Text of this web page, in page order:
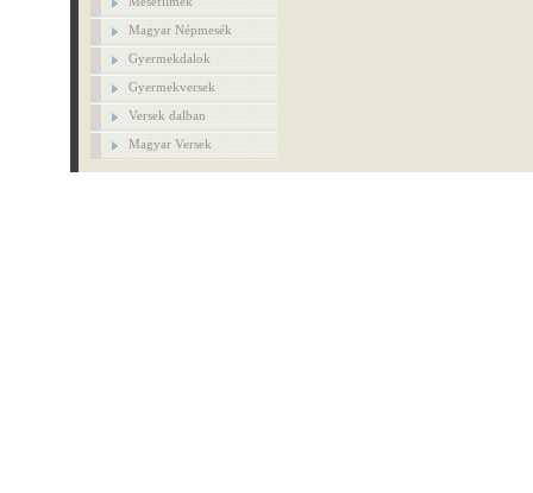
Magyar Népmesék
Gyermekdalok
Gyermekversek
Versek dalban
Magyar Versek